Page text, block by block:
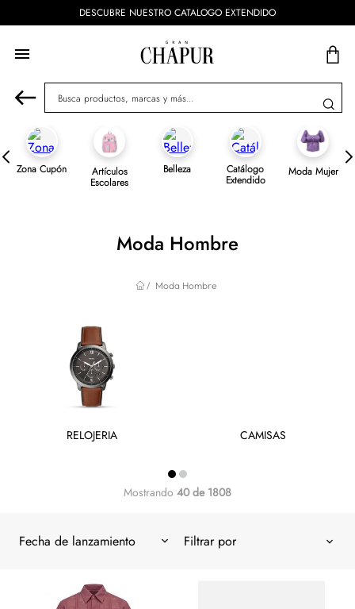
ENVÍOS GRATIS A PARTIR DE $799 🇲🇽
Busca productos, marcas y más...
Zona Cupón Artículos
Escolares
Belleza Catálogo
Extendido
Moda Mujer
Moda Hombre
Moda Hombre
RELOJERIA CAMISAS
Mostrando 40 de 1808
Fecha de lanzamiento